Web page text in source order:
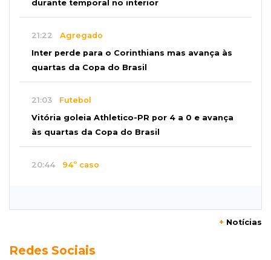
durante temporal no interior
21:22 Agregado
Inter perde para o Corinthians mas avança às
quartas da Copa do Brasil
21:03 Futebol
Vitória goleia Athletico-PR por 4 a 0 e avança
às quartas da Copa do Brasil
20:44 94º caso
Veja as dezenas de hoje na Mega-Sena, Quina,
+ Notícias
Redes Sociais